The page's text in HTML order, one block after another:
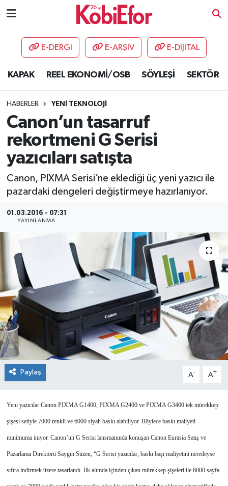
E-DERGİ E-ARŞİV E-DİJİTAL
KAPAK REEL EKONOMİ/OSB SÖYLEŞİ SEKTÖR
HABERLER YENİ TEKNOLOJİ
Canon’un tasarruf
rekortmeni G Serisi
yazıcıları satışta
Canon, PIXMA Serisi’ne eklediği üç yeni yazıcı ile
pazardaki dengeleri değiştirmeye hazırlanıyor.
01.03.2016 - 07:31
YAYINLANMA
Paylaş A- A+
Yeni yazıcılar Canon PIXMA G1400, PIXMA G2400 ve PIXMA G3400 tek mürekkep
şişesi setiyle 7000 renkli ve 6000 siyah baskı alabiliyor. Böylece baskı maliyeti
minimuma iniyor. Canon’un G Serisi lansmanında konuşan Canon Eurasia Satış ve
Pazarlama Direktörü Saygın Süzen, “G Serisi yazıcılar, baskı başı maliyetini neredeyse
sıfıra indirmek üzere tasarlandı. İlk alımda içinden çıkan mürekkep şişeleri ile 6000 sayfa
AKADEMİ
DESTEK-TEŞVİK
ETKİNLİK
GÜNCEL
KAPAK
OSB
ŞİRKET PANO
SÖYLEŞİ
ÜLKE
YAŞAM